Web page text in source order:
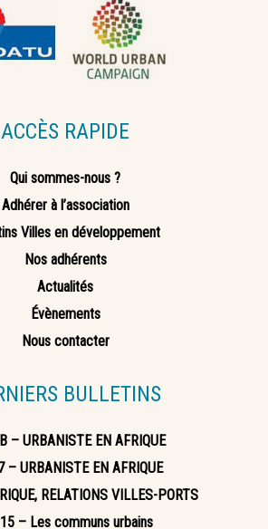
ACCÈS RAPIDE
Qui sommes-nous ?
Adhérer à l’association
Villes en développement
Nos adhérents
Actualités
Évènements
Nous contacter
BULLETINS
– URBANISTE EN AFRIQUE
– URBANISTE EN AFRIQUE
RELATIONS VILLES-PORTS
– Les communs urbains